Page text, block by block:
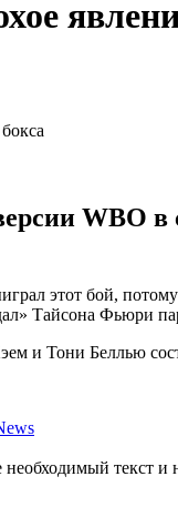
WBO в
этот бой,
Тайсона Фьюри
и Тони Беллью
текст